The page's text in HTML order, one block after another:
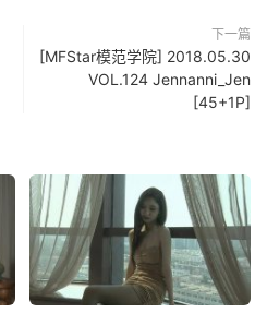
下一篇
[MFStar模范学院] 2018.05.30
VOL.124 Jennanni_Jen
[45+1P]